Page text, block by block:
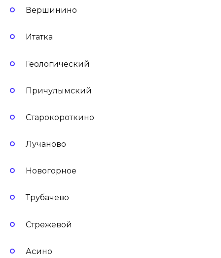
Вершинино
Итатка
Геологический
Причулымский
Старокороткино
Лучаново
Новогорное
Трубачево
Стрежевой
Асино